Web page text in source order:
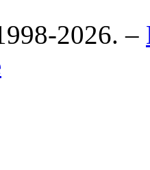
2026. –